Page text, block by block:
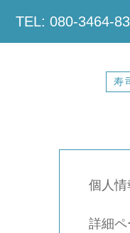
TEL: 080-3464-
寿
個人情
詳細ペ